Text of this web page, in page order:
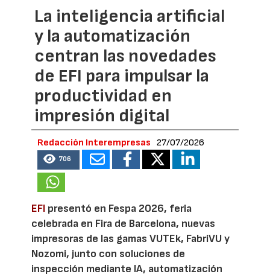
La inteligencia artificial
y la automatización
centran las novedades
de EFI para impulsar la
productividad en
impresión digital
Redacción Interempresas 27/07/2026
706
EFI presentó en Fespa 2026, feria
celebrada en Fira de Barcelona, nuevas
impresoras de las gamas VUTEk, FabriVU y
Nozomi, junto con soluciones de
inspección mediante IA, automatización